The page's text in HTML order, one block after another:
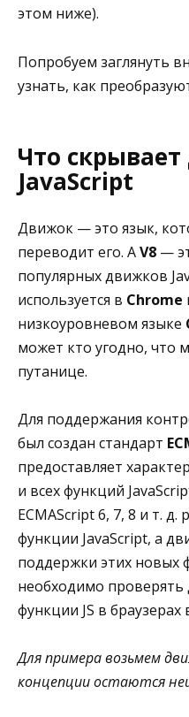
этом ниже).
Попробуем заглянуть
узнать, как
Что
JavaScript
Движок — это язык,
переводит его. АV8 —
популярных движков
используется в Chrome
низкоуровневом языке
может кто угодно, что
путанице.
Для поддержания
был создан стандарт
предоставляет
и всех функций
ECMAScript 6, 7, 8 и т.
функции JavaScript, а
поддержки этих новых
необходимо проверять
функции JS в
Для примера возьмем
концепции остаются